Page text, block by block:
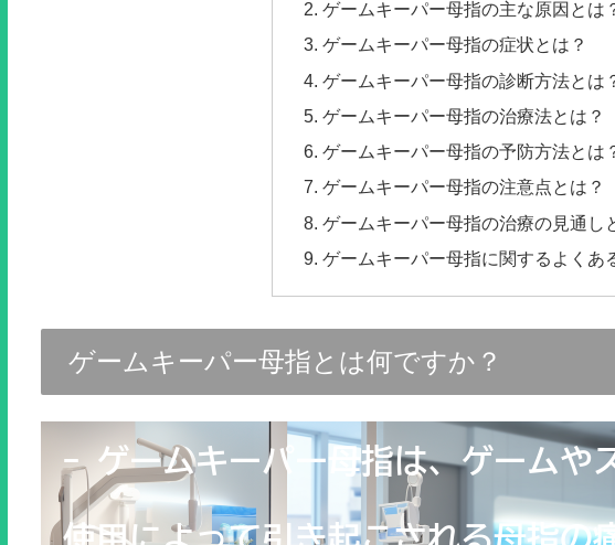
ゲームキーパー母指の主な原因とは
ゲームキーパー母指の症状とは？
ゲームキーパー母指の診断方法とは
ゲームキーパー母指の治療法とは？
ゲームキーパー母指の予防方法とは
ゲームキーパー母指の注意点とは？
ゲームキーパー母指の治療の見通し
ゲームキーパー母指に関するよくあ
ゲームキーパー母指とは何ですか？